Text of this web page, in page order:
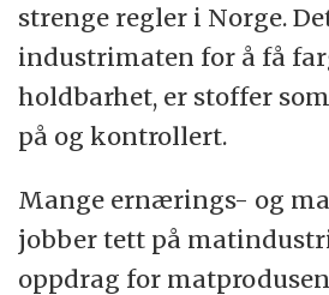
strenge regler i Norge.
industrimaten for å få
holdbarhet, er stoffer
på og kontrollert.
Mange ernærings- og
jobber tett på
oppdrag for